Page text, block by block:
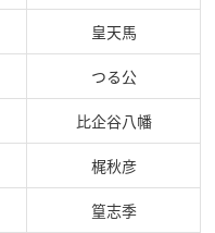
皇天馬
つる公
比企谷八幡
梶秋彦
篁志季